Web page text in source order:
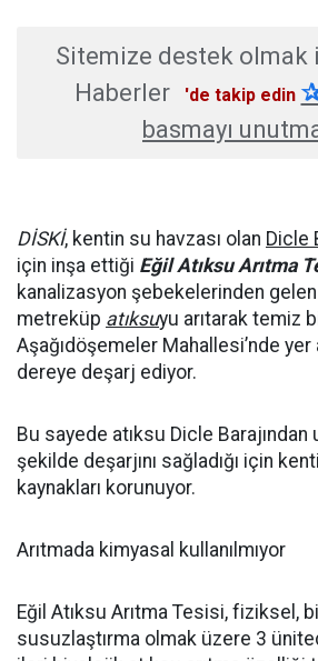
Sitemize destek olmak
Haberler
'de takip edin
basmayı
DİSKİ, kentin su havzası olan Dicle
için inşa ettiği Eğil Atıksu Arıtma
kanalizasyon şebekelerinden
metreküp atıksuyu arıtarak temiz
Aşağıdöşemeler Mahallesi’nde
dereye deşarj ediyor.
Bu sayede atıksu Dicle
şekilde deşarjını sağladığı için
kaynakları korunuyor.
Arıtmada kimyasal kullanılmıyor
Eğil Atıksu Arıtma Tesisi, fiziksel,
susuzlaştırma olmak üzere 3